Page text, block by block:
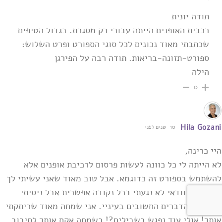
תודה יונית
רכבית האופנים הייתה עבורי רק מסגרת. בגדול הטיפים
שכתבתי מאוד נכונים לכל סוגי הספורט ופרט השלוש:
ספורט-תזונה-בריאות. תודה רבה על הפירגן
הילה
0
Hila Gozani 10 שנים לפני
היי כרינה,
לא הייתה לי כל כוונה לעשות פרסום לרכיבת אופנים אלא
להשתמש בספורט זה כדוגמא. אבל טוב מאוד ‏שאני עשיתי לך
חשק! אני וודאי לא נגעתי בכל נקודה אפשרית אבל ניסיתי
לדבר על הדברים החשובים ‏בעיניי. אני שמחה מאוד שריתקתי